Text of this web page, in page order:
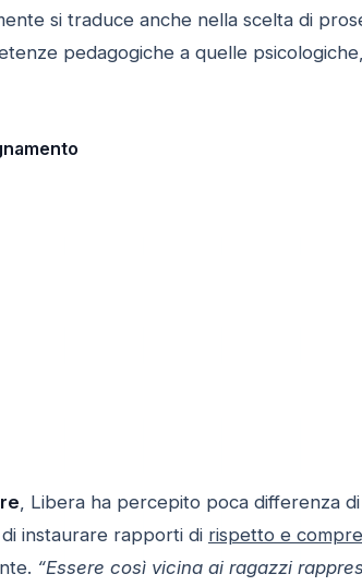
si traduce anche nella scelta di
pedagogiche a quelle
, Libera ha percepito poca differenza
instaurare rapporti di rispetto e
“Essere così vicina ai ragazzi